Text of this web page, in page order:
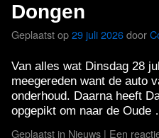
Dongen
Geplaatst op29 juli 2026door
Van alles wat Dinsdag 28
meegereden want de auto
onderhoud. Daarna heeft
opgepikt om naar de
Geplaatst in Nieuws | Een